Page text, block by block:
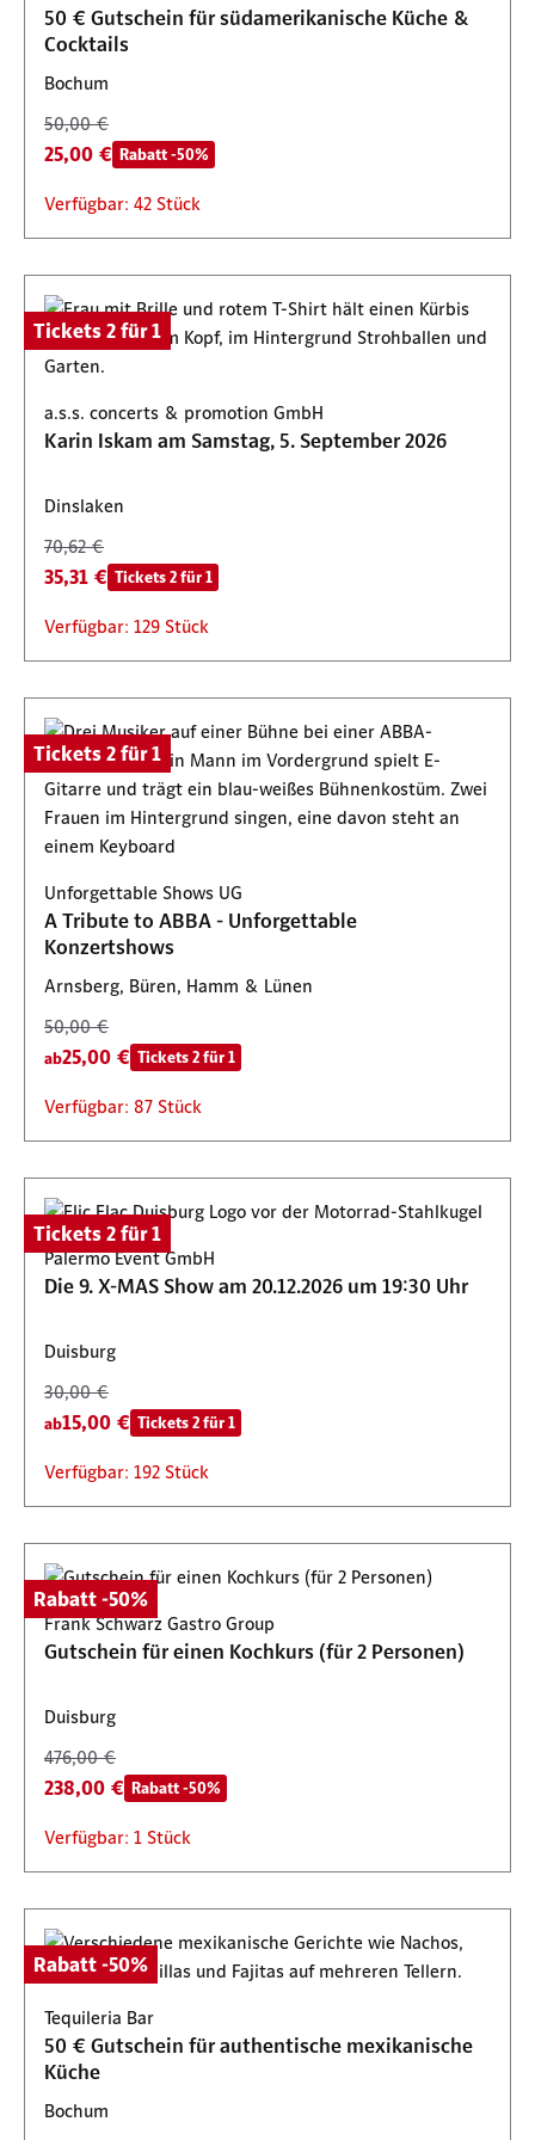
50 € Gutschein für südamerikanische Küche &
Cocktails
Bochum
50,00 €
25,00 € Rabatt -50%
Verfügbar: 42 Stück
Tickets 2 für 1
a.s.s. concerts & promotion GmbH
Karin Iskam am Samstag, 5. September 2026
Dinslaken
70,62 €
35,31 € Tickets 2 für 1
Verfügbar: 129 Stück
Tickets 2 für 1
Unforgettable Shows UG
A Tribute to ABBA - Unforgettable
Konzertshows
Arnsberg, Büren, Hamm & Lünen
50,00 €
ab25,00 € Tickets 2 für 1
Verfügbar: 87 Stück
Tickets 2 für 1
Palermo Event GmbH
Die 9. X-MAS Show am 20.12.2026 um 19:30 Uhr
Duisburg
30,00 €
ab15,00 € Tickets 2 für 1
Verfügbar: 192 Stück
Rabatt -50%
Frank Schwarz Gastro Group
Gutschein für einen Kochkurs (für 2 Personen)
Duisburg
476,00 €
238,00 € Rabatt -50%
Verfügbar: 1 Stück
Rabatt -50%
Tequileria Bar
50 € Gutschein für authentische mexikanische
Küche
Bochum